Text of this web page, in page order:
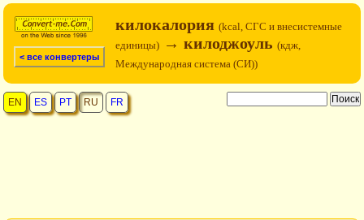
< все конвертеры
килокалория (kcal, СГС и внесистемные
единицы) → килоджоуль (кдж,
Международная система (СИ))
EN ES PT RU FR